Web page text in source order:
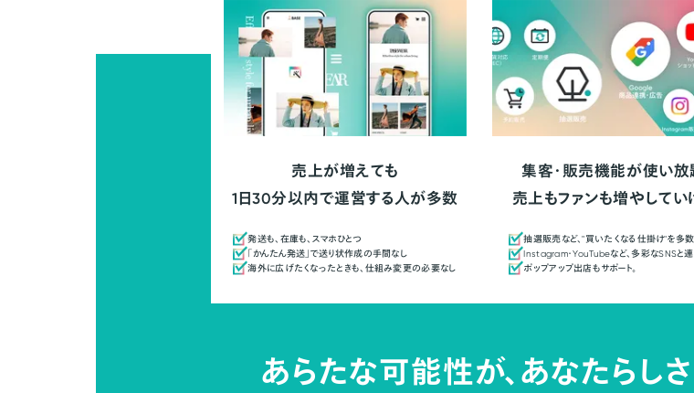
売上が増えても
1日30分以内で運営する人が多数
発送も、在庫も、スマホひとつ
「かんたん発送」で送り状作成の手間なし
海外に広げたくなったときも、仕組み変更の必要なし
集客・販売機能が使い放
売上もファンも増やしてい
抽選販売など、"買いたくなる仕掛け"を多数
Instagram・YouTubeなど、多彩なSNSと連
ポップアップ出店もサポート。
あらたな可能性が、あなたらし